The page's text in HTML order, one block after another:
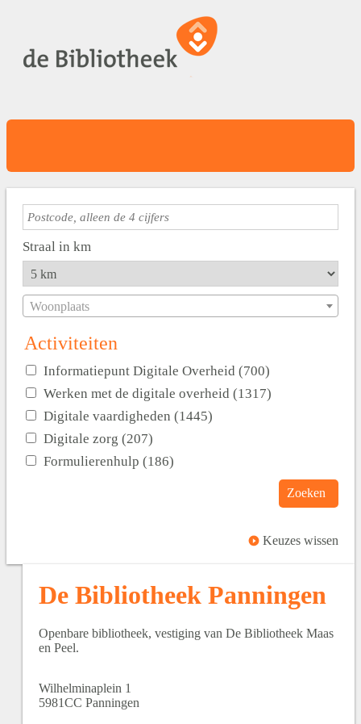
Straal in km
Woonplaats
Activiteiten
Informatiepunt Digitale Overheid (700)
Werken met de digitale overheid (1317)
Digitale vaardigheden (1445)
Digitale zorg (207)
Formulierenhulp (186)
Zoeken
Keuzes wissen
De Bibliotheek Panningen
Openbare bibliotheek, vestiging van De Bibliotheek Maas
en Peel.
Wilhelminaplein 1
5981CC Panningen